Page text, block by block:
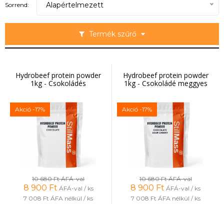
Termék szűrő
Sorrend: Alapértelmezett
Hydrobeef protein powder
1kg - Csokoládés
Akció -17%
10 680 FtÁFÁ-val
8 900 Ft ÁFÁ-val / ks
7 008 Ft ÁFA nélkül / ks
Hydrobeef protein powder
1kg - Csokoládé meggyes
Akció -17%
10 680 FtÁFÁ-val
8 900 Ft ÁFÁ-val / ks
7 008 Ft ÁFA nélkül / ks